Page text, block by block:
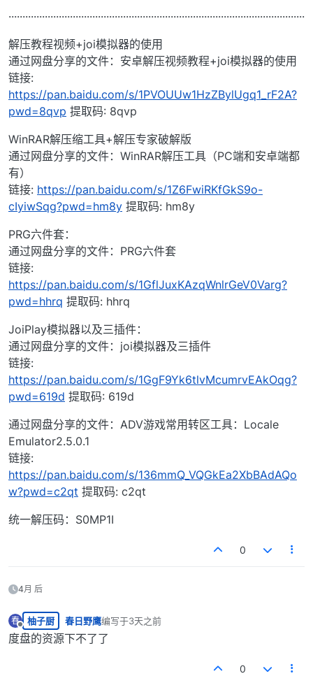
··········································································································
解压教程视频+joi模拟器的使用
通过网盘分享的文件：安卓解压视频教程+joi模拟器的使用
链接:
https://pan.baidu.com/s/1PVOUUw1HzZBylUgq1_rF2A?
pwd=8qvp 提取码: 8qvp
WinRAR解压缩工具+解压专家破解版
通过网盘分享的文件：WinRAR解压工具（PC端和安卓端都
有）
链接: https://pan.baidu.com/s/1Z6FwiRKfGkS9o-
cIyiwSqg?pwd=hm8y 提取码: hm8y
PRG六件套：
通过网盘分享的文件：PRG六件套
链接:
https://pan.baidu.com/s/1GflJuxKAzqWnlrGeV0Varg?
pwd=hhrq 提取码: hhrq
JoiPlay模拟器以及三插件：
通过网盘分享的文件：joi模拟器及三插件
链接:
https://pan.baidu.com/s/1GgF9Yk6tlvMcumrvEAkOqg?
pwd=619d 提取码: 619d
通过网盘分享的文件：ADV游戏常用转区工具：Locale
Emulator2.5.0.1
链接:
https://pan.baidu.com/s/136mmQ_VQGkEa2XbBAdAQo
w?pwd=c2qt 提取码: c2qt
统一解压码：S0MP1I
0
4月 后
春
离线
柚子厨 春日野鹰编写于3天之前
最后由 编辑
度盘的资源下不了了
0